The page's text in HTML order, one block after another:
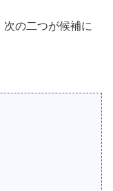
の二つが候補に